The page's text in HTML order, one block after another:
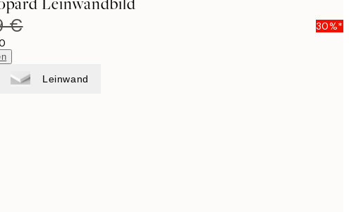
€
30%*
Leinwand